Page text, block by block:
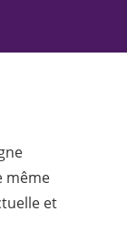
même
et